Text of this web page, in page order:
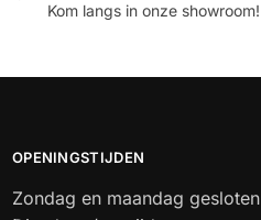
Kom langs in onze showroom!
OPENINGSTIJDEN
Zondag en maandag gesloten